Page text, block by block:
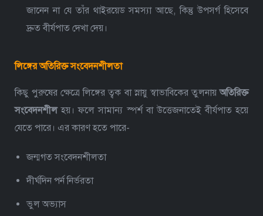
জানেন না যে তাঁর থাইরয়েড সমস্যা আছে, কিন্তু উপসর্গ হিসেবে
দ্রুত বীর্যপাত দেখা দেয়।
লিঙ্গের অতিরিক্ত সংবেদনশীলতা
কিছু পুরুষের ক্ষেত্রে লিঙ্গের ত্বক বা স্নায়ু স্বাভাবিকের তুলনায়অতিরিক্ত
সংবেদনশীলহয়। ফলে সামান্য স্পর্শ বা উত্তেজনাতেই বীর্যপাত হয়ে
যেতে পারে। এর কারণ হতে পারে-
জন্মগত সংবেদনশীলতা
দীর্ঘদিন পর্ন নির্ভরতা
ভুল অভ্যাস